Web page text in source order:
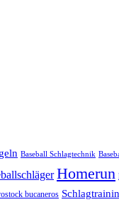
Baseball Schlagtechnik
Homerun
bucaneros